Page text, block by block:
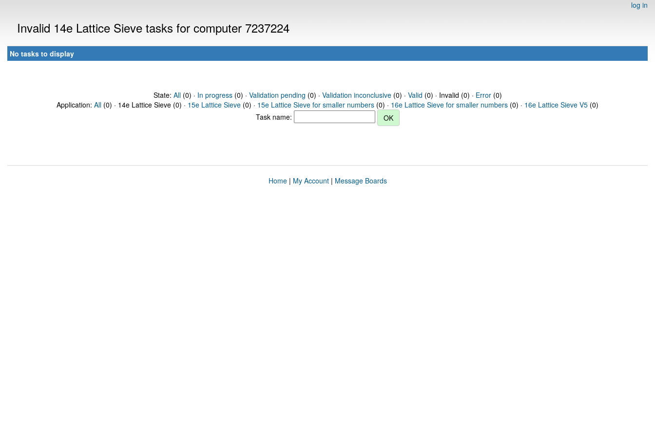
log in
Invalid 14e Lattice Sieve tasks for computer 7237224
No tasks to display
State: All(0) · In progress(0) · Validation pending (0) · Validation inconclusive(0) · Valid (0) · Invalid (0) · Error(0)
Application: All (0) · 14e Lattice Sieve (0) · 15e Lattice Sieve (0) · 15e Lattice Sieve for smaller numbers (0) · 16e Lattice Sieve for smaller numbers (0) · 16e Lattice Sieve V5 (0)
Task name:
Home| My Account| Message Boards